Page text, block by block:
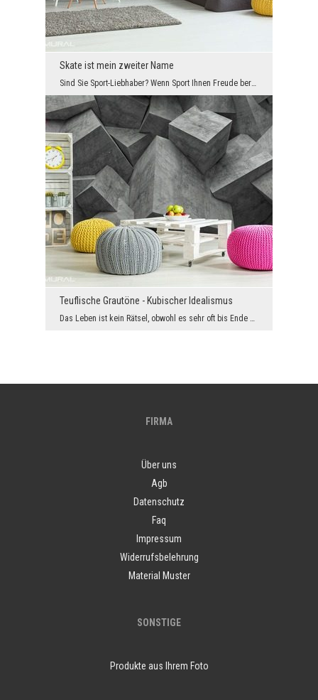
Skate ist mein zweiter Name
Sind Sie Sport-Liebhaber? Wenn Sport Ihnen Freude bereitet und ein Lächeln auf Ihr Gesicht zauber...
Teuflische Grautöne - Kubischer Idealismus
Das Leben ist kein Rätsel, obwohl es sehr oft bis Ende unserer Tage unentdeckt zu sein scheint. W...
FIRMA
Über uns
Agb
Datenschutz
Faq
Impressum
Widerrufsbelehrung
Material Muster
SONSTIGE
Produkte aus Ihrem Foto